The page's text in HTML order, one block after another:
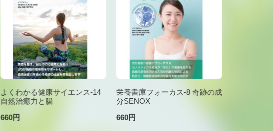
よくわかる健康サイエンス-14
自然治癒力と腸
660円
栄養書庫フォーカス-8 奇跡の成
分SENOX
660円